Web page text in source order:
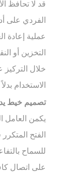
قد لا تحافظ
الفردي على
عملية إعادة
خلال التركيز
الاستخدام
تصميم خيط
الفتح
للسماح
على اتصال